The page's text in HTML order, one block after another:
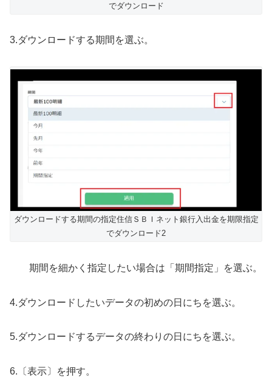
でダウンロード
3.ダウンロードする期間を選ぶ。
ダウンロードする期間の指定住信ＳＢＩネット銀行入出金を期限指定
でダウンロード2
期間を細かく指定したい場合は「期間指定」を選ぶ。
4.ダウンロードしたいデータの初めの日にちを選ぶ。
5.ダウンロードするデータの終わりの日にちを選ぶ。
6.〔表示〕を押す。